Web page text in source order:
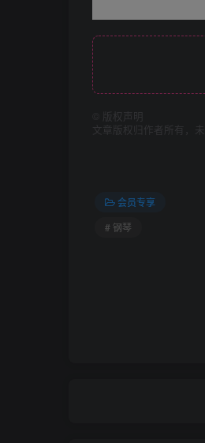
版权声明
文章版权归作者所有，
会员专享
# 钢琴